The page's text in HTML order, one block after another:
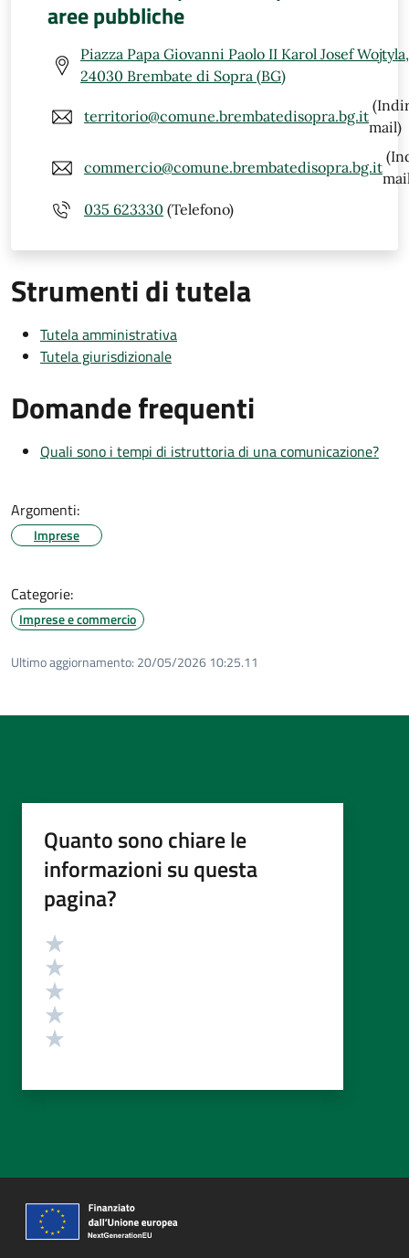
aree pubbliche
Piazza Papa Giovanni Paolo II Karol Josef
24030 Brembate di Sopra (BG)
territorio@comune.brembatedisopra.bg.it
mail)
commercio@comune.brembatedisopra.bg.it
035 623330 (Telefono)
Strumenti di tutela
Tutela amministrativa
Tutela giurisdizionale
Domande frequenti
Quali sono i tempi di istruttoria di una comunicazione?
Argomenti:
Imprese
Categorie:
Imprese e commercio
Ultimo aggiornamento: 20/05/2026 10:25.11
Quanto sono chiare le
informazioni su questa
pagina?
Valutazione